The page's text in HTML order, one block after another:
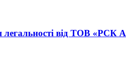
легальності від ТОВ